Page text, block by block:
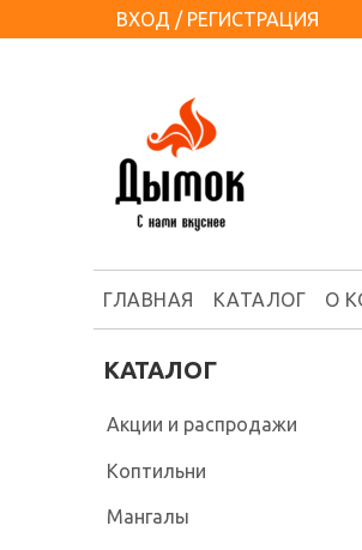
ВХОД / РЕГИСТРАЦИЯ
ГЛАВНАЯ КАТАЛОГ О
КАТАЛОГ
Акции и распродажи
Коптильни
Мангалы